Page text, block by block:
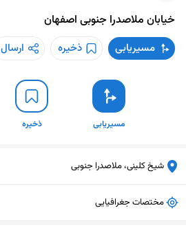
خیابان ملاصدرا جنوبی اصفهان
مسیریابی ذخیره ارسال
مسیریابی ذخیره
شیخ کلینی، ملاصدرا جنوبی
مختصات جغرافیایی